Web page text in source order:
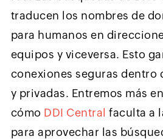
traducen los nombres de
para humanos en
equipos y viceversa. Esto
conexiones seguras dentro
y privadas. Entremos más
cómo DDI Central faculta a
para aprovechar las